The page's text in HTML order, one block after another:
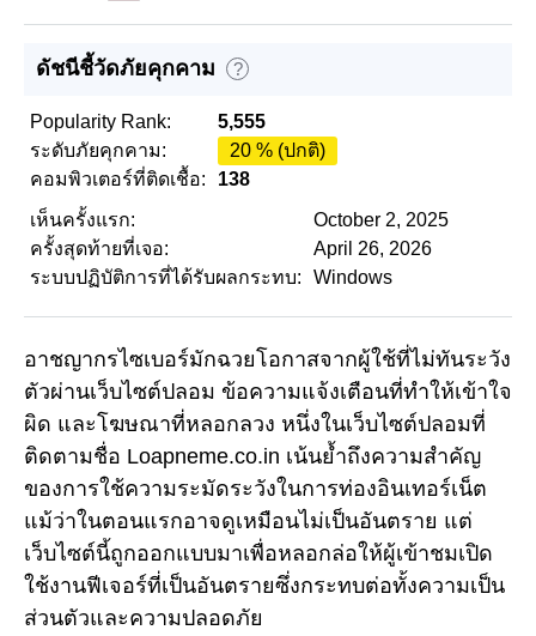
ดัชนีชี้วัดภัยคุกคาม ?
Popularity Rank:
5,555
ระดับภัยคุกคาม:
20 % (ปกติ)
คอมพิวเตอร์ที่ติดเชื้อ:
138
เห็นครั้งแรก:
October 2, 2025
ครั้งสุดท้ายที่เจอ:
April 26, 2026
ระบบปฏิบัติการที่ได้รับผลกระทบ:
Windows
อาชญากรไซเบอร์มักฉวยโอกาสจากผู้ใช้ที่ไม่ทันระวัง
ตัวผ่านเว็บไซต์ปลอม ข้อความแจ้งเตือนที่ทำให้เข้าใจ
ผิด และโฆษณาที่หลอกลวง หนึ่งในเว็บไซต์ปลอมที่
ติดตามชื่อ Loapneme.co.in เน้นย้ำถึงความสำคัญ
ของการใช้ความระมัดระวังในการท่องอินเทอร์เน็ต
แม้ว่าในตอนแรกอาจดูเหมือนไม่เป็นอันตราย แต่
เว็บไซต์นี้ถูกออกแบบมาเพื่อหลอกล่อให้ผู้เข้าชมเปิด
ใช้งานฟีเจอร์ที่เป็นอันตรายซึ่งกระทบต่อทั้งความเป็น
ส่วนตัวและความปลอดภัย